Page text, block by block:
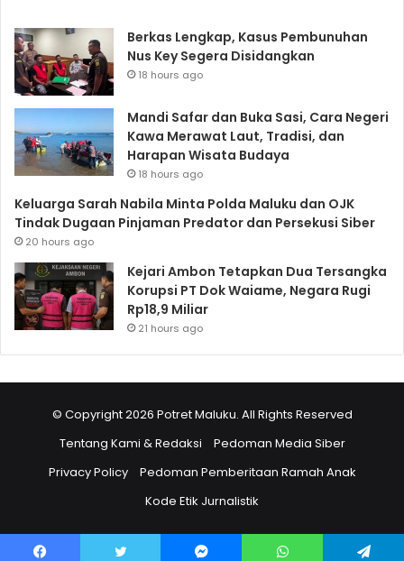
Berkas Lengkap, Kasus Pembunuhan
Nus Key Segera Disidangkan
18 hours ago
Mandi Safar dan Buka Sasi, Cara Negeri
Kawa Merawat Laut, Tradisi, dan
Harapan Wisata Budaya
18 hours ago
Keluarga Sarah Nabila Minta Polda Maluku dan OJK
Tindak Dugaan Pinjaman Predator dan Persekusi Siber
20 hours ago
Kejari Ambon Tetapkan Dua Tersangka
Korupsi PT Dok Waiame, Negara Rugi
Rp18,9 Miliar
21 hours ago
© Copyright 2026 Potret Maluku. All Rights Reserved
Tentang Kami & Redaksi
Pedoman Media Siber
Privacy Policy
Pedoman Pemberitaan Ramah Anak
Kode Etik Jurnalistik